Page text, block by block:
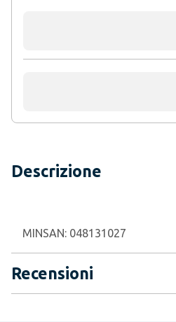
Descrizione
MINSAN: 048131027
Recensioni